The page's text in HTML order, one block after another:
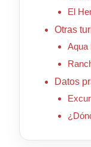
El
Otras
Aqua
Datos